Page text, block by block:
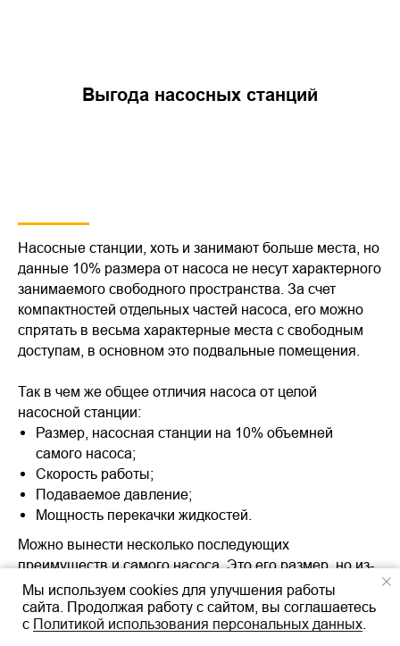
Выгода насосных станций
Насосные станции, хоть и занимают больше места, но
данные 10% размера от насоса не несут характерного
занимаемого свободного пространства. За счет
компактностей отдельных частей насоса, его можно
спрятать в весьма характерные места с свободным
доступам, в основном это подвальные помещения.
Так в чем же общее отличия насоса от целой
насосной станции:
Размер, насосная станции на 10% объемней
самого насоса;
Скорость работы;
Подаваемое давление;
Мощность перекачки жидкостей.
Можно вынести несколько последующих
преимуществ и самого насоса. Это его размер, но из-
за интенсивности его работы и подаваемого
давлению, он быстро изнашивается и подлежит
замене. Но стоимость самого насоса не так высока, в
Мы используем cookies для улучшения работы
сайта. Продолжая работу с сайтом, вы соглашаетесь
с Политикой использования персональных данных